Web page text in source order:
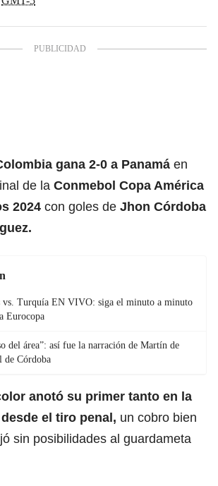
gana 2-0 a Panamá en
de la Conmebol Copa América
2024 con goles de Jhon Córdoba
vs. Turquía EN VIVO: siga el minuto a minuto
Eurocopa
del área”: así fue la narración de Martín de
de Córdoba
anotó su primer tanto en la
desde el tiro penal, un cobro bien
sin posibilidades al guardameta